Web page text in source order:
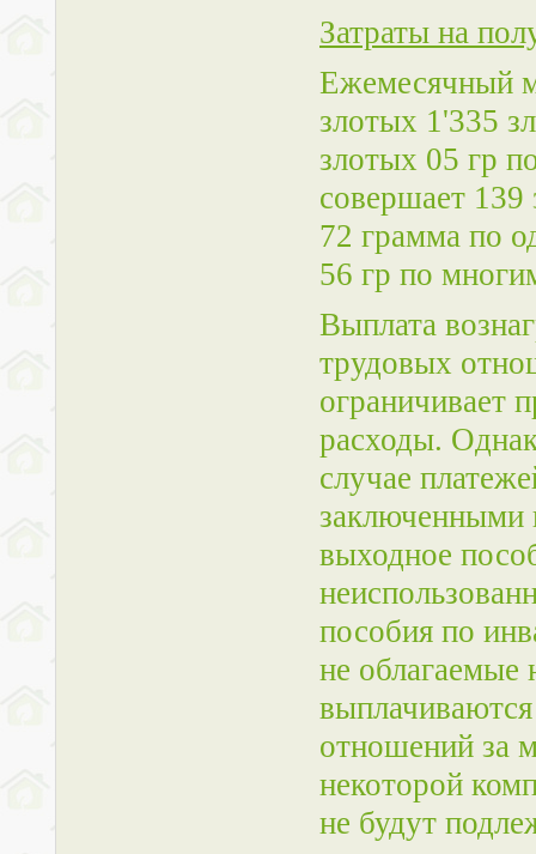
Затраты на
Ежемесячный
злотых 1'335
злотых 05 гр
совершает
72 грамма по
56 гр по
Выплата
трудовых
ограничивает
расходы.
случае
заключенными
выходное
пособия по
не облагаемые
отношений за
некоторой
не будут